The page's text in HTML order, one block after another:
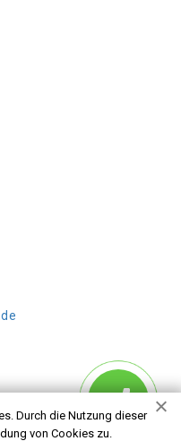
Durch die Nutzung dieser
von Cookies zu.